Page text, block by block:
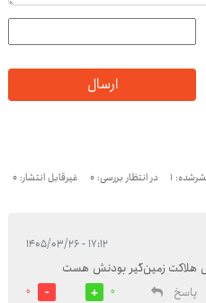
ارسال
1 در انتظار بررسی: 0 غیرقابل انتشار: 0
۱۷:۱۲ - ۱۴۰۵/۰۳/۲۶
هلاکت زمین‌گیر بودنش هست
پاسخ
0
0